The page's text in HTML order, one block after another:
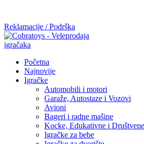
Reklamacije / Podrška
Početna
Najnovije
Igračke
Automobili i motori
Garaže, Autostaze i Vozovi
Avioni
Bageri i radne mašine
Kocke, Edukativne i
Igračke za bebe